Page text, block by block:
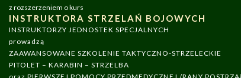
z rozszerzeniem o kurs
INSTRUKTORA STRZELAŃ BOJOWYCH
INSTRUKTORZY JEDNOSTEK SPECJALNYCH
prowadzą
ZAAWANSOWANE SZKOLENIE TAKTYCZNO-STRZELECKIE
PITOLET – KARABIN – STRZELBA